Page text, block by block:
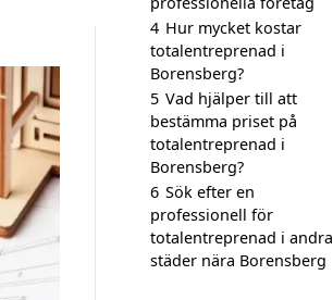
4 Hur mycket kostar
totalentreprenad i
Borensberg?
5 Vad hjälper till att
bestämma priset på
totalentreprenad i
Borensberg?
6 Sök efter en
professionell för
totalentreprenad i andra
städer nära Borensberg